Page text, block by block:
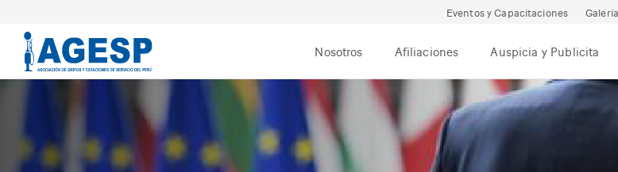
Eventos y Capacitaciones Galería
Nosotros Afiliaciones Auspicia y Publicita